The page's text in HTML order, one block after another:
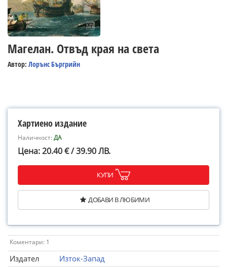
Магелан. Отвъд края на света
Автор: Лорънс Бъргрийн
Хартиено издание
Наличност:ДА
Цена: 20.40 € / 39.90 ЛВ.
КУПИ
ДОБАВИ В ЛЮБИМИ
Коментари: 1
Издател
Изток-Запад